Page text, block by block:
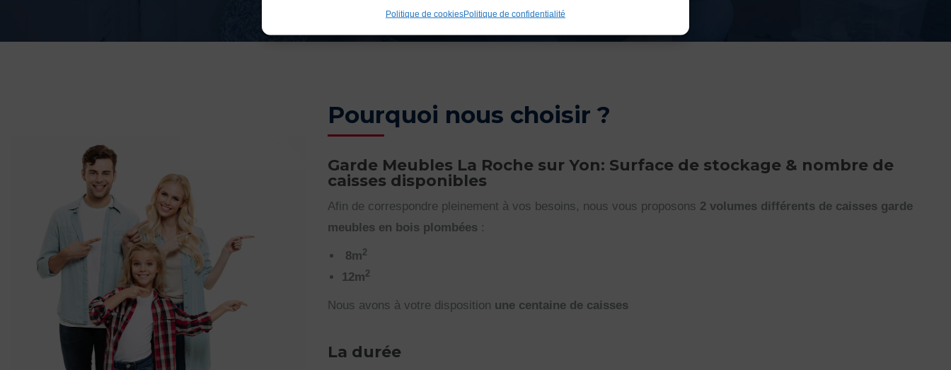
Politique de cookiesPolitique de confidentialité
Pourquoi nous choisir ?
Garde Meubles La Roche sur Yon: Surface de stockage & nombre de
caisses disponibles
Afin de correspondre pleinement à vos besoins, nous vous proposons 2 volumes différents de caisses garde
meubles en bois plombées :
8m2
12m2
Nous avons à votre disposition une centaine de caisses
La durée